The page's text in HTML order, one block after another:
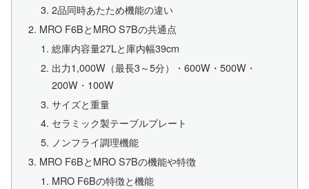
2品同時あたため機能の違い
MRO F6BとMRO S7Bの共通点
総庫内容量27Lと庫内幅39cm
出力1,000W（最長3～5分）・600W・500W・
200W・100W
サイズと重量
セラミック製テーブルプレート
ノンフライ調理機能
MRO F6BとMRO S7Bの機能や特徴
MRO F6Bの特徴と機能